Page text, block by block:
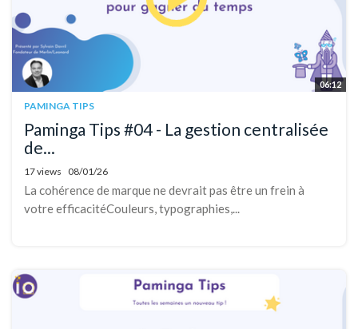
06:12
PAMINGA TIPS
Paminga Tips #04 - La gestion centralisée
de...
17 views 08/01/26
La cohérence de marque ne devrait pas être un frein à
votre efficacitéCouleurs, typographies,...